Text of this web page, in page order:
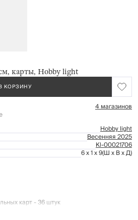
карты, Hobby light
КОРЗИНУ
4 магазинов
Hobby light
Весенняя 2025
Kl-00021706
6 x 1 x 9(Ш x В x Д)
карт - 36 штук